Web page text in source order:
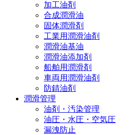
加工油剤
合成潤滑油
固体潤滑剤
工業用潤滑油剤
潤滑油基油
潤滑油添加剤
船舶用潤滑剤
車両用潤滑油剤
防錆油剤
潤滑管理
油剤・汚染管理
油圧・水圧・空気圧
漏洩防止